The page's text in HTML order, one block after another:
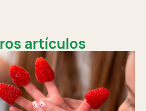
artículos